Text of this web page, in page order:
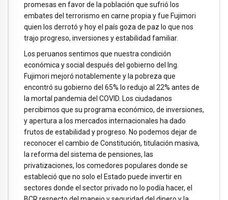
promesas en favor de la población que sufrió los
embates del terrorismo en carne propia y fue Fujimori
quien los derrotó y hoy el país goza de paz lo que nos
trajo progreso, inversiones y estabilidad familiar.
Los peruanos sentimos que nuestra condición
económica y social después del gobierno del Ing.
Fujimori mejoró notablemente y la pobreza que
encontró su gobierno del 65% lo redujo al 22% antes de
la mortal pandemia del COVID. Los ciudadanos
percibimos que su programa económico, de inversiones,
y apertura a los mercados internacionales ha dado
frutos de estabilidad y progreso. No podemos dejar de
reconocer el cambio de Constitución, titulación masiva,
la reforma del sistema de pensiones, las
privatizaciones, los comedores populares donde se
estableció que no solo el Estado puede invertir en
sectores donde el sector privado no lo podía hacer, el